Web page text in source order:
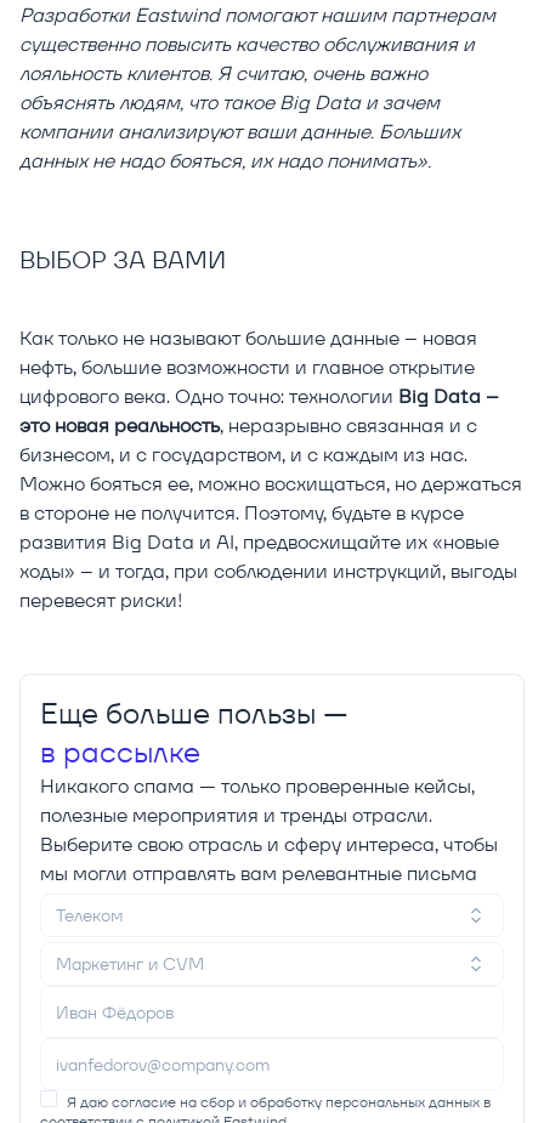
Разработки Eastwind помогают нашим партнерам
существенно повысить качество обслуживания и
лояльность клиентов. Я считаю, очень важно
объяснять людям, что такое Big Data и зачем
компании анализируют ваши данные. Больших
данных не надо бояться, их надо понимать».
ВЫБОР ЗА ВАМИ
Как только не называют большие данные – новая
нефть, большие возможности и главное открытие
цифрового века. Одно точно: технологии Big Data –
это новая реальность, неразрывно связанная и с
бизнесом, и с государством, и с каждым из нас.
Можно бояться ее, можно восхищаться, но держаться
в стороне не получится. Поэтому, будьте в курсе
развития Big Data и AI, предвосхищайте их «новые
ходы» – и тогда, при соблюдении инструкций, выгоды
перевесят риски!
Еще больше пользы —
в рассылке
Никакого спама — только проверенные кейсы,
полезные мероприятия и тренды отрасли.
Выберите свою отрасль и сферу интереса, чтобы
мы могли отправлять вам релевантные письма
Телеком
Маркетинг и CVM
Я даю согласие на сбор и обработку персональных данных в